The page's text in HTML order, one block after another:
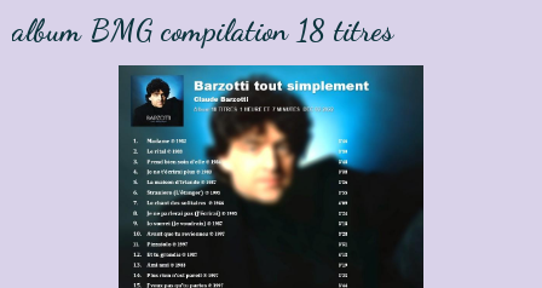
album BMG compilation 18 titres